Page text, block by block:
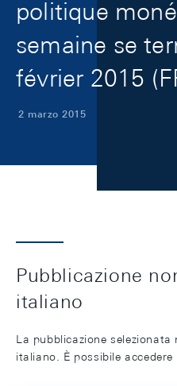
politique
semaine se
février 2015
2 marzo 2015
Pubblicazione
italiano
La pubblicazione
italiano. È possibile